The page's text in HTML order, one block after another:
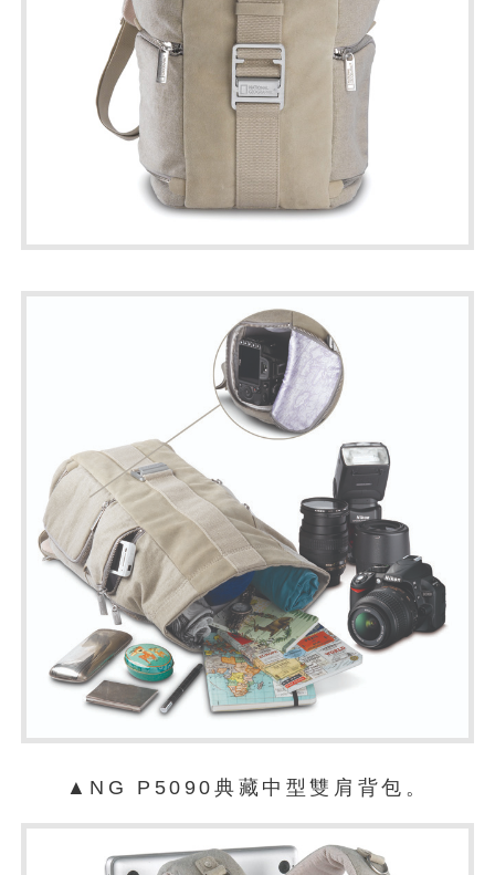
▲NG P5090典藏中型雙肩背包。